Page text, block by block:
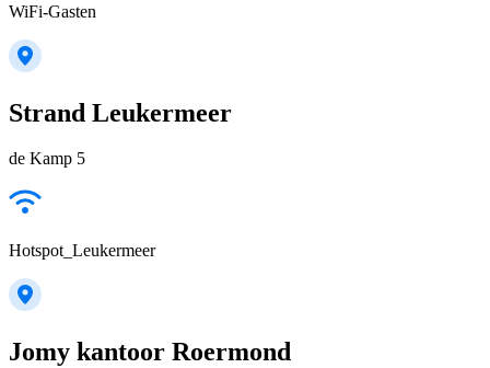
WiFi-Gasten
Strand Leukermeer
de Kamp 5
Hotspot_Leukermeer
Jomy kantoor Roermond